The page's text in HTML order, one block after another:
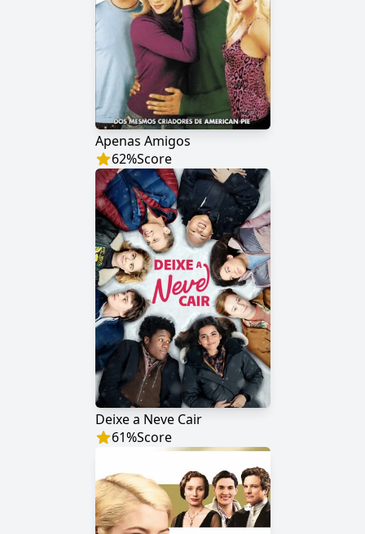
Apenas Amigos
62%Score
Deixe a Neve Cair
61%Score